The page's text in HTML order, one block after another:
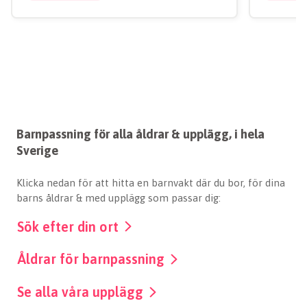
Barnpassning för alla åldrar & upplägg, i hela
Sverige
Klicka nedan för att hitta en barnvakt där du bor, för dina
barns åldrar & med upplägg som passar dig:
Sök efter din ort
Åldrar för barnpassning
Se alla våra upplägg